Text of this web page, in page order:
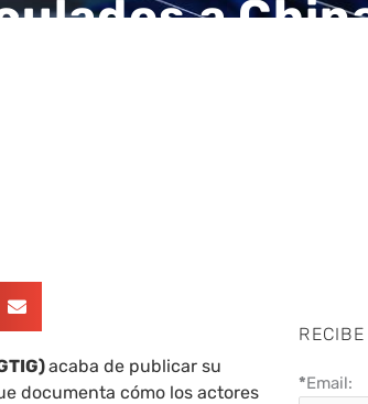
a
acaba de publicar su
documenta cómo los actores
*Email: